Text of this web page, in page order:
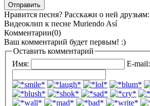
Нравится песня? Расскажи о ней друзьям:
Видеоклип к песне Muriendo Así
Комментарии(0)
Ваш комментарий будет первым! :)
Оставить комментарий
Имя:
E-mail: